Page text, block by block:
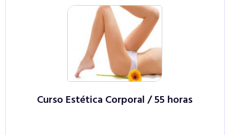
Curso Estética Corporal / 55 horas